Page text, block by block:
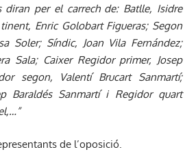
diran per el carrech de: Batlle, Isidre
Enric Golobart Figueras; Segon
Soler; Síndic, Joan Vila Fernández;
Sala; Caixer Regidor primer, Josep
segon, Valentí Brucart Sanmartí;
Baraldés Sanmartí i Regidor quart
de l’oposició.